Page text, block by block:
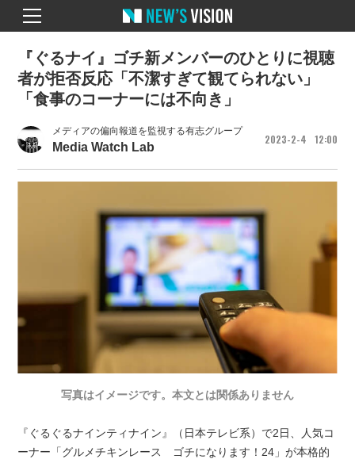
メディアの偏向報道を監視する有志グループ
Media Watch Lab
2023 2 4 12 00
『ぐるナイ』ゴチ新メンバーのひとりに視聴
者が拒否反応「不潔すぎて観てられない」
「食事のコーナーには不向き」
写真はイメージです。本文とは関係ありません
『ぐるぐるナインティナイン』（日本テレビ系）で2日、人気コ
ーナー「グルメチキンレース ゴチになります！24」が本格的